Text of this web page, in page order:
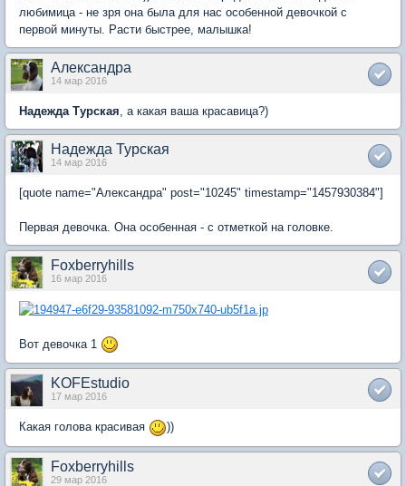
любимица - не зря она была для нас особенной девочкой с
первой минуты. Расти быстрее, малышка!
Александра
14 мар 2016
Надежда Турская , а какая ваша красавица?)
Надежда Турская
14 мар 2016
[quote name="Александра" post="10245" timestamp="1457930384"]
Первая девочка. Она особенная - с отметкой на головке.
Foxberryhills
16 мар 2016
Вот девочка 1
KOFEstudio
17 мар 2016
Какая голова красивая ))
Foxberryhills
29 мар 2016